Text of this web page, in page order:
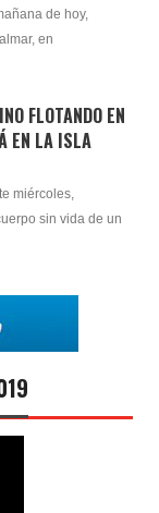
de hoy,
en
FLOTANDO EN
EN LA ISLA
miércoles,
sin vida de un